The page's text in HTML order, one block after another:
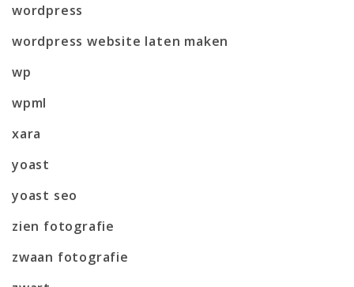
wordpress
wordpress website laten maken
wp
wpml
xara
yoast
yoast seo
zien fotografie
zwaan fotografie